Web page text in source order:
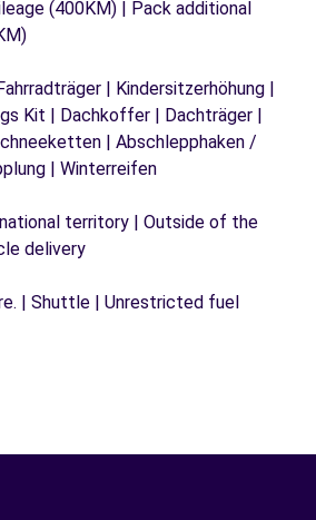
(400KM) | Pack additional
| Kindersitzerhöhung |
Kit | Dachkoffer | Dachträger |
| Abschlepphaken /
| Winterreifen
territory | Outside of the
delivery
| Shuttle | Unrestricted fuel